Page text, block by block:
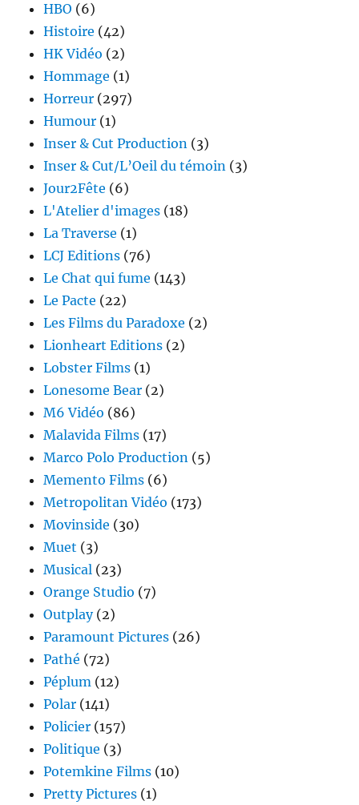
HBO (6)
Histoire (42)
HK Vidéo (2)
Hommage (1)
Horreur (297)
Humour (1)
Inser & Cut Production (3)
Inser & Cut/L’Oeil du témoin (3)
Jour2Fête (6)
L'Atelier d'images (18)
La Traverse (1)
LCJ Editions (76)
Le Chat qui fume (143)
Le Pacte (22)
Les Films du Paradoxe (2)
Lionheart Editions (2)
Lobster Films (1)
Lonesome Bear (2)
M6 Vidéo (86)
Malavida Films (17)
Marco Polo Production (5)
Memento Films (6)
Metropolitan Vidéo (173)
Movinside (30)
Muet (3)
Musical (23)
Orange Studio (7)
Outplay(2)
Paramount Pictures (26)
Pathé (72)
Péplum (12)
Polar (141)
Policier (157)
Politique (3)
Potemkine Films (10)
Pretty Pictures (1)